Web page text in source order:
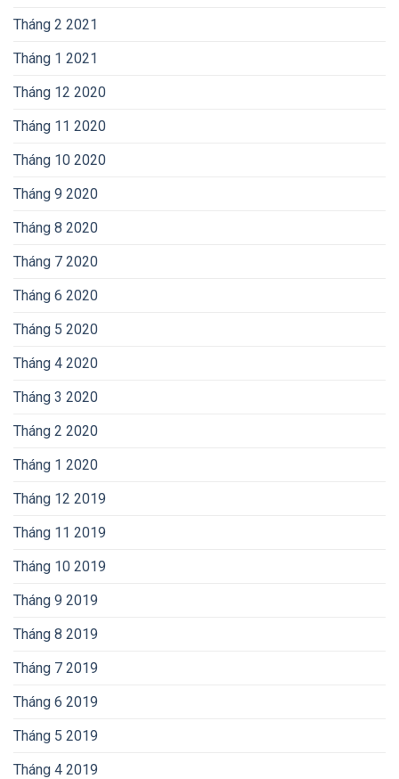
Tháng 2 2021
Tháng 1 2021
Tháng 12 2020
Tháng 11 2020
Tháng 10 2020
Tháng 9 2020
Tháng 8 2020
Tháng 7 2020
Tháng 6 2020
Tháng 5 2020
Tháng 4 2020
Tháng 3 2020
Tháng 2 2020
Tháng 1 2020
Tháng 12 2019
Tháng 11 2019
Tháng 10 2019
Tháng 9 2019
Tháng 8 2019
Tháng 7 2019
Tháng 6 2019
Tháng 5 2019
Tháng 4 2019